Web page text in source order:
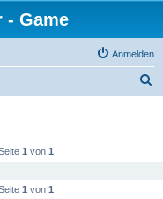
- Game
Anmelden
1 von 1
1 von 1